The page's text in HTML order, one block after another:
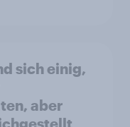
sich einig,
aber